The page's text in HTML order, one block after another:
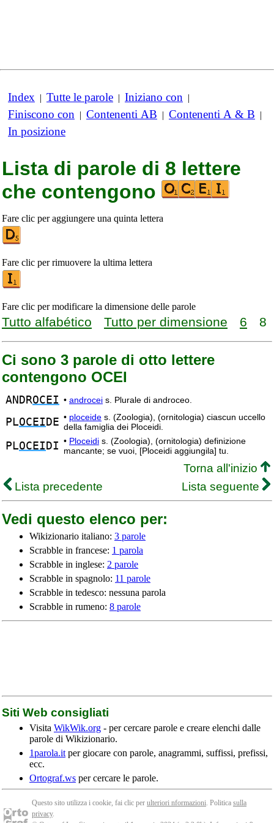
Index | Tutte le parole | Iniziano con |
Finiscono con | Contenenti AB | Contenenti A & B |
In posizione
Lista di parole di 8 lettere
che contengono
Fare clic per aggiungere una quinta lettera
Fare clic per rimuovere la ultima lettera
Fare clic per modificare la dimensione delle parole
Tutto alfabético Tutto per dimensione 6 8
Ci sono 3 parole di otto lettere
contengono OCEI
ANDROCEI • androcei s. Plurale di androceo.
PLOCEI DE • ploceide s. (Zoologia), (ornitologia) ciascun uccello
della famiglia dei Ploceidi.
PLOCEI DI • Ploceidi s. (Zoologia), (ornitologia) definizione
mancante; se vuoi, [Ploceidi aggiungila] tu.
Torna all'inizio
Lista precedente
Lista seguente
Vedi questo elenco per:
Wikizionario italiano: 3 parole
Scrabble in francese: 1 parola
Scrabble in inglese: 2 parole
Scrabble in spagnolo: 11 parole
Scrabble in tedesco: nessuna parola
Scrabble in rumeno: 8 parole
Siti Web consigliati
Visita WikWik.org - per cercare parole e creare elenchi dalle
parole di Wikizionario.
1parola.it per giocare con parole, anagrammi, suffissi, prefissi,
ecc.
Ortograf.ws per cercare le parole.
Questo sito utilizza i cookie, fai clic per ulteriori nformazioni. Politica sulla
privacy.